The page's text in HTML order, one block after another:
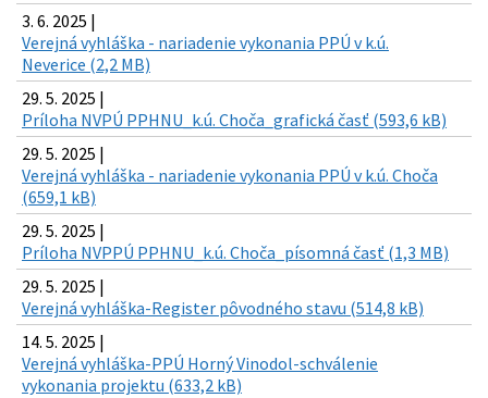
3. 6. 2025 |
Verejná vyhláška - nariadenie vykonania PPÚ v k.ú.
Neverice (2,2 MB)
29. 5. 2025 |
Príloha NVPÚ PPHNU_k.ú. Choča_grafická časť (593,6 kB)
29. 5. 2025 |
Verejná vyhláška - nariadenie vykonania PPÚ v k.ú. Choča
(659,1 kB)
29. 5. 2025 |
Príloha NVPPÚ PPHNU_k.ú. Choča_písomná časť (1,3 MB)
29. 5. 2025 |
Verejná vyhláška-Register pôvodného stavu (514,8 kB)
14. 5. 2025 |
Verejná vyhláška-PPÚ Horný Vinodol-schválenie
vykonania projektu (633,2 kB)